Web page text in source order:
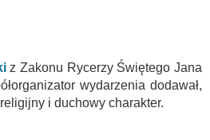
z Zakonu Rycerzy Świętego Jana
wydarzenia dodawał,
i duchowy charakter.